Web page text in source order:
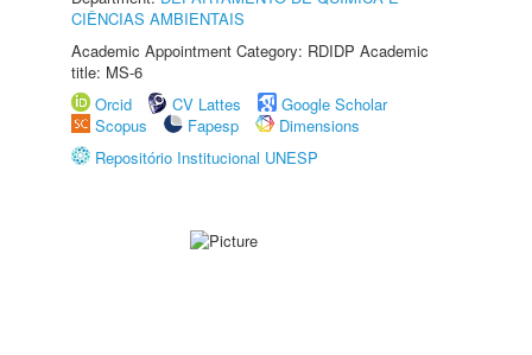
CIÊNCIAS AMBIENTAIS
Academic Appointment Category: RDIDP Academic
title: MS-6
Orcid
CV Lattes
Google Scholar
Scopus
Fapesp
Dimensions
Repositório Institucional UNESP